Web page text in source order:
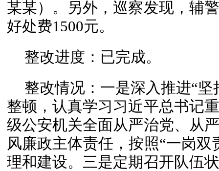
某某）。另外，巡察发现，辅
好处费1500元。
整改进度：已完成。
整改情况：一是深入推进“
整顿，认真学习习近平总书记
级公安机关全面从严治党、从
风廉政主体责任，按照“一岗
理和建设。三是定期召开队伍